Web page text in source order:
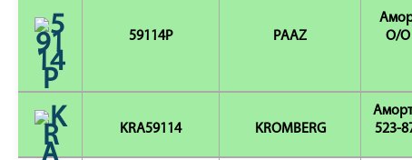
59114P PAAZ
O/O
KRA59114 KROMBERG
523-